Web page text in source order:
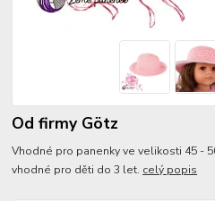
Od firmy Götz
Vhodné pro panenky ve velikosti 45 -
vhodné pro děti do 3 let. celý popis